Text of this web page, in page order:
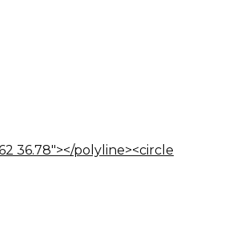
36.78"></polyline><circle